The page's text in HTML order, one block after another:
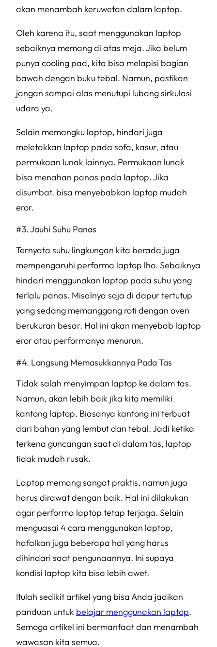
akan menambah keruwetan dalam laptop.
Oleh karena itu, saat menggunakan laptop
sebaiknya memang di atas meja. Jika belum
punya cooling pad, kita bisa melapisi bagian
bawah dengan buku tebal. Namun, pastikan
jangan sampai alas menutupi lubang sirkulasi
udara ya.
Selain memangku laptop, hindari juga
meletakkan laptop pada sofa, kasur, atau
permukaan lunak lainnya. Permukaan lunak
bisa menahan panas pada laptop. Jika
disumbat, bisa menyebabkan laptop mudah
eror.
Jauhi Suhu Panas
Ternyata suhu lingkungan kita berada juga
mempengaruhi performa laptop lho. Sebaiknya
hindari menggunakan laptop pada suhu yang
terlalu panas. Misalnya saja di dapur tertutup
yang sedang memanggang roti dengan oven
berukuran besar. Hal ini akan menyebab laptop
eror atau performanya menurun.
Langsung Memasukkannya Pada Tas
Tidak salah menyimpan laptop ke dalam tas.
Namun, akan lebih baik jika kita memiliki
kantong laptop. Biasanya kantong ini terbuat
dari bahan yang lembut dan tebal. Jadi ketika
terkena guncangan saat di dalam tas, laptop
tidak mudah rusak.
Laptop memang sangat praktis, namun juga
harus dirawat dengan baik. Hal ini dilakukan
agar performa laptop tetap terjaga. Selain
menguasai 4 cara menggunakan laptop,
hafalkan juga beberapa hal yang harus
dihindari saat pengunaannya. Ini supaya
kondisi laptop kita bisa lebih awet.
Itulah sedikit artikel yang bisa Anda jadikan
panduan untuk belajar menggunakan laptop.
Semoga artikel ini bermanfaat dan menambah
wawasan kita semua.